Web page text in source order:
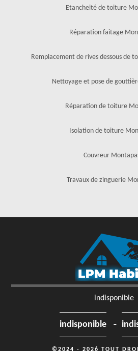
Etancheité de toiture
Réparation faitage
Remplacement de rives dessous de
Nettoyage et pose de
Réparation de toiture
Isolation de toiture
Couvreur
Travaux de zinguerie
indisponible
indisponible -
©2024 - 2026 TOUT